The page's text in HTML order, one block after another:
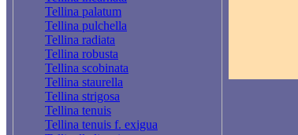
Tellina palatum
Tellina pulchella
Tellina radiata
Tellina robusta
Tellina scobinata
Tellina staurella
Tellina strigosa
Tellina tenuis
Tellina tenuis f. exigua